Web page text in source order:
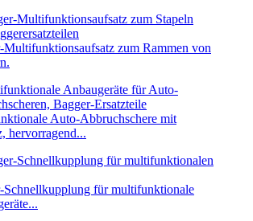
Multifunktionsaufsatz zum Rammen von
Auto-Abbruchschere mit
hervorragend...
Schnellkupplung für multifunktionale